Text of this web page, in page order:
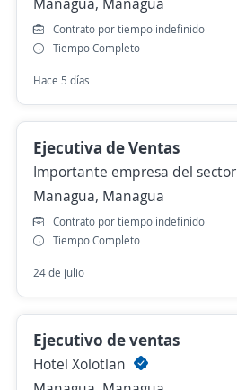
Contrato por tiempo indefinido
Tiempo Completo
Hace 5 días
Ejecutiva de Ventas
Importante empresa del sector
Managua, Managua
Contrato por tiempo indefinido
Tiempo Completo
24 de julio
Ejecutivo de ventas
Hotel Xolotlan